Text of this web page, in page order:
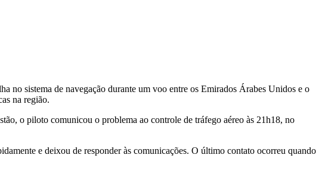
no sistema de navegação durante um voo entre os Emirados Árabes Unidos e o
na região.
o piloto comunicou o problema ao controle de tráfego aéreo às 21h18, no
e deixou de responder às comunicações. O último contato ocorreu quando